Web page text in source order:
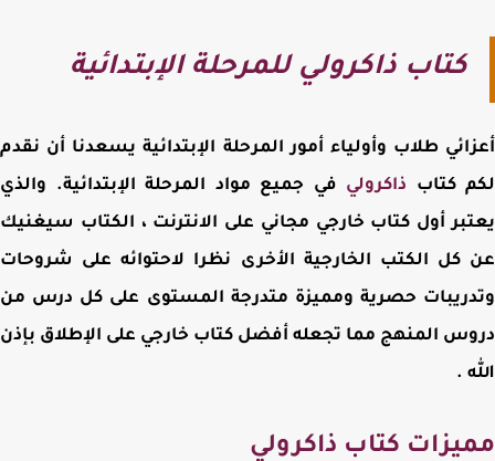
كتاب ذاكرولي للمرحلة الإبتدائية
طلاب وأولياء أمور المرحلة الإبتدائية يسعدنا أن نقدم
كتابذاكروليفي جميع مواد المرحلة الإبتدائية. والذي
أول كتاب خارجي مجاني على الانترنت ، الكتاب سيغنيك
كل الكتب الخارجية الأخرى نظرا لاحتوائه على شروحات
حصرية ومميزة متدرجة المستوى على كل درس من
المنهج مما تجعله أفضل كتاب خارجي على الإطلاق بإذن
.
كتاب ذاكرولي